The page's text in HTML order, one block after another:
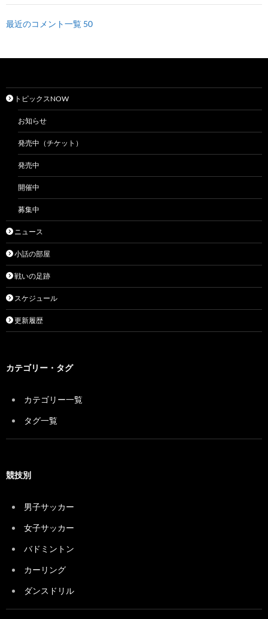
最近のコメント一覧 50
トピックスNOW
お知らせ
発売中（チケット）
発売中
開催中
募集中
ニュース
小話の部屋
戦いの足跡
スケジュール
更新履歴
カテゴリー・タグ
カテゴリー一覧
タグ一覧
競技別
男子サッカー
女子サッカー
バドミントン
カーリング
ダンスドリル